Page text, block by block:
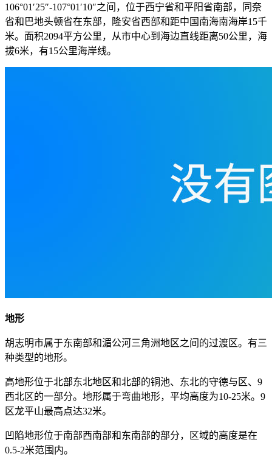
106°01′25″-107°01′10″之间，位于西宁省和平阳省南部，同奈
省和巴地头顿省在东部，隆安省西部和距中国南海南海岸15千
米。面积2094平方公里，从市中心到海边直线距离50公里，海
拔6米，有15公里海岸线。
地形
胡志明市属于东南部和湄公河三角洲地区之间的过渡区。有三
种类型的地形。
高地形位于北部东北地区和北部的铜池、东北的守德与区、9
西北区的一部分。地形属于弯曲地形，平均高度为10-25米。9
区龙平山最高点达32米。
凹陷地形位于南部西南部和东南部的部分，区域的高度是在
0.5-2米范围内。